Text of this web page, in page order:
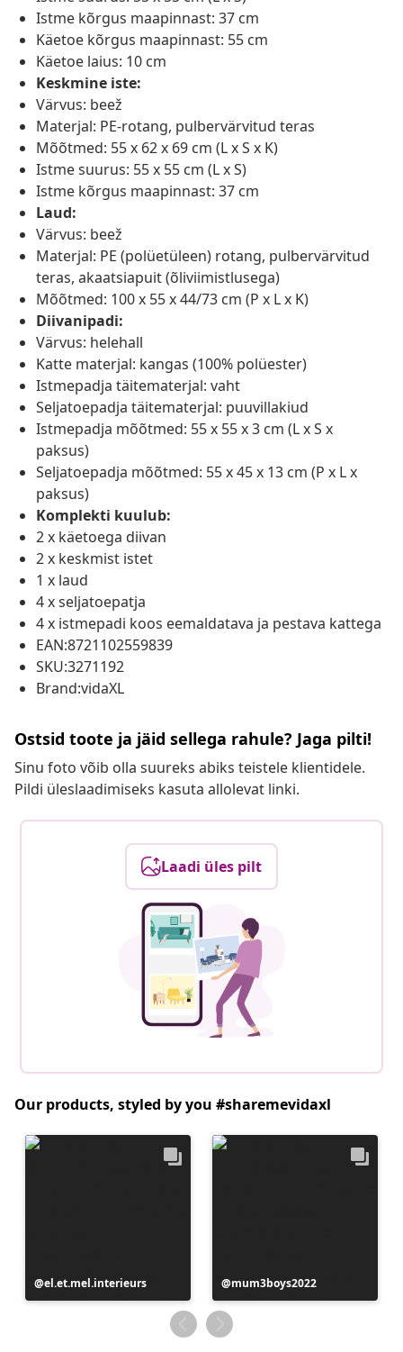
Istme kõrgus maapinnast: 37 cm
Käetoe kõrgus maapinnast: 55 cm
Käetoe laius: 10 cm
Keskmine iste:
Värvus: beež
Materjal: PE-rotang, pulbervärvitud teras
Mõõtmed: 55 x 62 x 69 cm (L x S x K)
Istme suurus: 55 x 55 cm (L x S)
Istme kõrgus maapinnast: 37 cm
Laud:
Värvus: beež
Materjal: PE (polüetüleen) rotang, pulbervärvitud
teras, akaatsiapuit (õliviimistlusega)
Mõõtmed: 100 x 55 x 44/73 cm (P x L x K)
Diivanipadi:
Värvus: helehall
Katte materjal: kangas (100% polüester)
Istmepadja täitematerjal: vaht
Seljatoepadja täitematerjal: puuvillakiud
Istmepadja mõõtmed: 55 x 55 x 3 cm (L x S x
paksus)
Seljatoepadja mõõtmed: 55 x 45 x 13 cm (P x L x
paksus)
Komplekti kuulub:
2 x käetoega diivan
2 x keskmist istet
1 x laud
4 x seljatoepatja
4 x istmepadi koos eemaldatava ja pestava kattega
EAN:8721102559839
SKU:3271192
Brand:vidaXL
Ostsid toote ja jäid sellega rahule? Jaga pilti!
Sinu foto võib olla suureks abiks teistele klientidele.
Pildi üleslaadimiseks kasuta allolevat linki.
Laadi üles pilt
Our products, styled by you #sharemevidaxl
Postitus
avaldatud
el.et.mel.interieurs
Postitus
avaldatud
mum3boys2022